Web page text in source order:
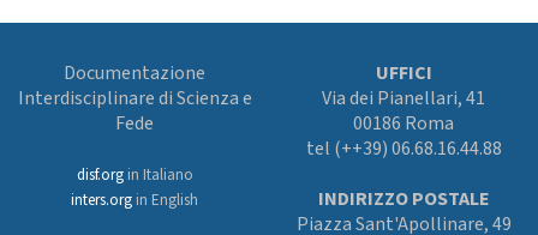
Documentazione
Interdisciplinare di Scienza e
Fede
disf.orgin Italiano
inters.org in English
UFFICI
Via dei Pianellari, 41
00186 Roma
tel (++39) 06.68.16.44.88
INDIRIZZO POSTALE
Piazza Sant'Apollinare, 49